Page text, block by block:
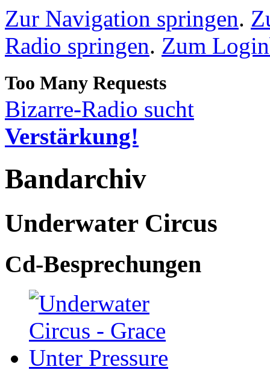
Zur Navigation springen.
Radio springen. Zum
Bizarre-Radio sucht
Verstärkung!
Bandarchiv
Underwater Circus
Cd-Besprechungen